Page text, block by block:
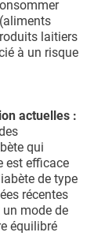
laitiers
à un risque
actuelles :
qui
est efficace
de type
récentes
mode de
équilibré